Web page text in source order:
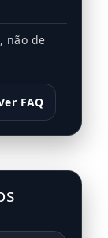
, não de
FAQ